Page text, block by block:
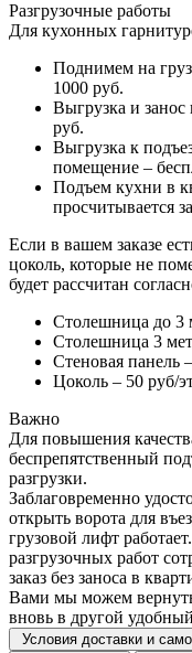
Разгрузочные работы
Для кухонных
Поднимем на
1000 руб.
Выгрузка и
руб.
Выгрузка к
помещение –
Подъем кухни в
просчитывается
Если в вашем заказе
цоколь, которые не
будет рассчитан
Столешница до 3
Столешница 3
Стеновая панель
Цоколь – 50 руб/
Важно
Для повышения
беспрепятственный
разгрузки.
Заблаговременно
открыть ворота для
грузовой лифт
разгрузочных работ
заказ без заноса в
Вами мы можем вернуть
вновь в другой
Условия доставки и